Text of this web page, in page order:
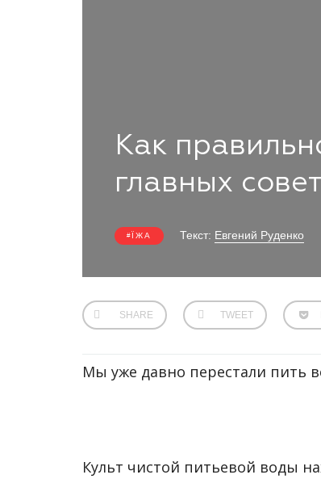
Как
главных
ЇЖА Текст: Евгений Руденко
SHARE TWEET
Мы уже давно перестали пить
Культ чистой питьевой воды